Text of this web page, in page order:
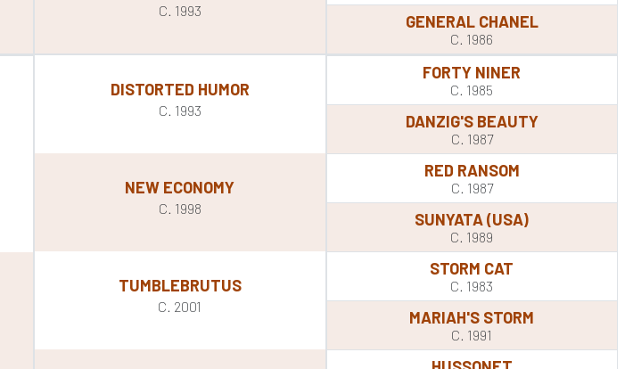
C. 1993
GENERAL CHANEL
C. 1986
DISTORTED HUMOR
C. 1993
NEW ECONOMY
C. 1998
TUMBLEBRUTUS
C. 2001
FORTY NINER
C. 1985
DANZIG'S BEAUTY
C. 1987
RED RANSOM
C. 1987
SUNYATA (USA)
C. 1989
STORM CAT
C. 1983
MARIAH'S STORM
C. 1991